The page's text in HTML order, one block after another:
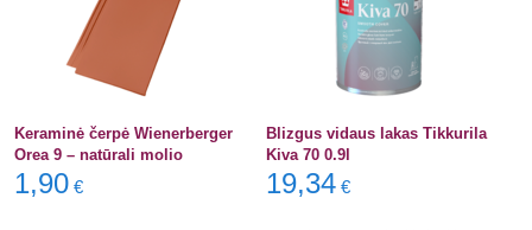
Keraminė čerpė Wienerberger
Orea 9 – natūrali molio
1,90 €
Blizgus vidaus lakas Tikkurila
Kiva 70 0.9l
19,34 €